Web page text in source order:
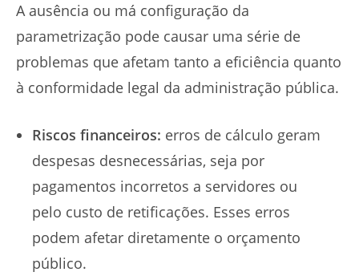
A ausência ou má configuração da
parametrização pode causar uma série de
problemas que afetam tanto a eficiência quanto
à conformidade legal da administração pública.
Riscos financeiros: erros de cálculo geram
despesas desnecessárias, seja por
pagamentos incorretos a servidores ou
pelo custo de retificações. Esses erros
podem afetar diretamente o orçamento
público.